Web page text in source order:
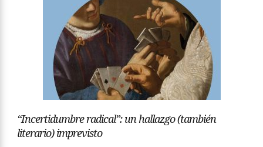
“Incertidumbre radical”: un hallazgo (también
literario) imprevisto